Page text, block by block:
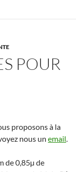
POUR
proposons à la
nous un email.
de 0,85µ de